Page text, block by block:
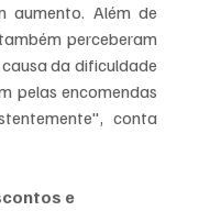
aumento. Além de
perceberam
da dificuldade
pelas encomendas
conta
e